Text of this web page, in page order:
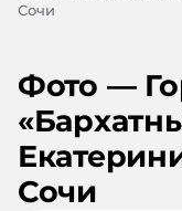
Сочи
Фото —
Сочи